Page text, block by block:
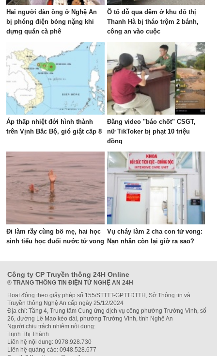
Hai người đàn ông ở Nghệ An
bị phóng điện bỏng nặng khi
dựng quán cà phê
Ô tô đỗ qua đêm ở khu đô thị
Thanh Hà bị tháo trộm 2 bánh,
công an vào cuộc
Áp thấp nhiệt đới hình thành
trên Vịnh Bắc Bộ, gió giật cấp 8
Đăng video "báo chốt" CSGT,
nữ TikToker bị phạt 10 triệu
đồng
Đi làm rẫy cùng bố mẹ, hai học
sinh tiểu học đuối nước tử vong
Vụ cháy làm 2 cha con tử vong:
Nạn nhân còn lại giờ ra sao?
Công ty CP Truyền thông 24H Online
® TRANG THÔNG TIN ĐIỆN TỬ NGHỆ AN 24H
Hoạt động theo giấy phép số 155/STTTT-GPTTĐTTH, Sở Thông tin và
Truyền thông Nghệ An cấp ngày 25/12/2024
Địa chỉ: Tầng 4, Trung tâm Cung ứng dịch vụ công phường Trường Vinh, số
26, đường Lê Mao kéo dài, phường Trường Vinh, tỉnh Nghệ An
Người chịu trách nhiệm nội dung:
Trịnh Thị Thành
Liên hệ nội dung: 0978.928.730
Liên hệ quảng cáo: 0948.528.677